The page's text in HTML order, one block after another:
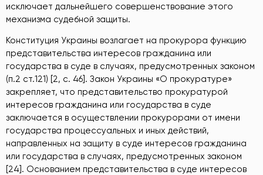
исключает дальнейшего совершенствование этого
механизма судебной защиты.
Конституция Украины возлагает на прокурора функцию
представительства интересов гражданина или
государства в суде в случаях, предусмотренных законом
(п.2 ст.121) [2, c. 46]. Закон Украины «О прокуратуре»
закрепляет, что представительство прокуратурой
интересов гражданина или государства в суде
заключается в осуществлении прокурорами от имени
государства процессуальных и иных действий,
направленных на защиту в суде интересов гражданина
или государства в случаях, предусмотренных законом
[24]. Основанием представительства в суде интересов